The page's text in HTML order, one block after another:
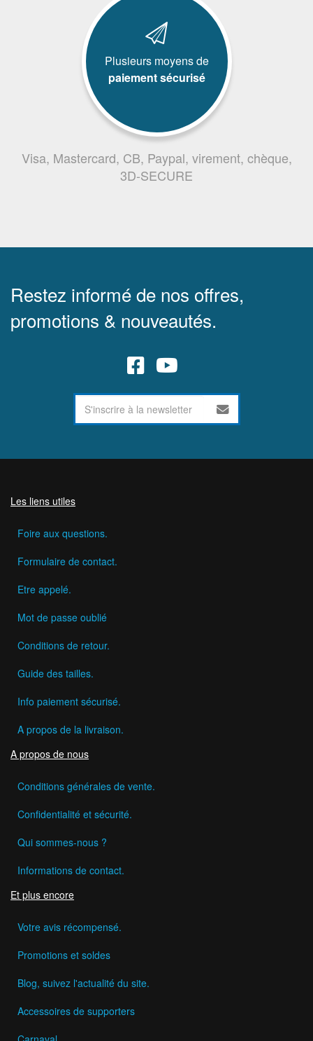
Plusieurs moyens de
paiement sécurisé
Visa, Mastercard, CB, Paypal, virement, chèque,
3D-SECURE
Restez informé de nos offres,
promotions & nouveautés.
Les liens utiles
Foire aux questions.
Formulaire de contact.
Etre appelé.
Mot de passe oublié
Conditions de retour.
Guide des tailles.
Info paiement sécurisé.
A propos de la livraison.
A propos de nous
Conditions générales de vente.
Confidentialité et sécurité.
Qui sommes-nous ?
Informations de contact.
Et plus encore
Votre avis récompensé.
Promotions et soldes
Blog, suivez l'actualité du site.
Accessoires de supporters